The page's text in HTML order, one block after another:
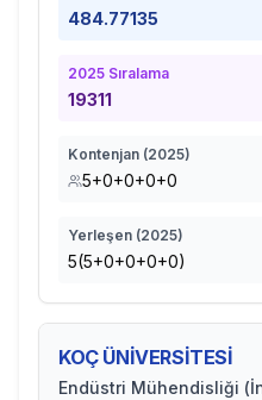
484.77135
2025 Sıralama
19311
Kontenjan (2025)
5+0+0+0+0
Yerleşen (2025)
5(5+0+0+0+0)
KOÇ ÜNİVERSİTESİ
Endüstri Mühendisliği